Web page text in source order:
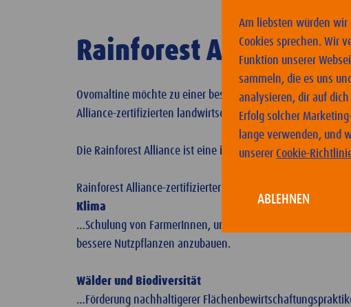
Rainforest Alliance-
Ovomaltine möchte zu einer besseren Welt für Mensch
Alliance-zertifizierten landwirtschaftlichen Betrieben
Die Rainforest Alliance ist eine internationale
Rainforest Alliance-zertifizierter Kakao bedeutet…
Klima
…Schulung von FarmerInnen, um mithilfe von
bessere Nutzpflanzen anzubauen.
Wälder und Biodiversität
…Förderung nachhaltigerer
Am liebsten würden wir
Cookies sprechen. Wir
Funktion unserer
sammeln, die es uns
analysieren, dir auf
Erfolg solcher
lange verwenden, und
unserer Cookie-
ABLEHNEN